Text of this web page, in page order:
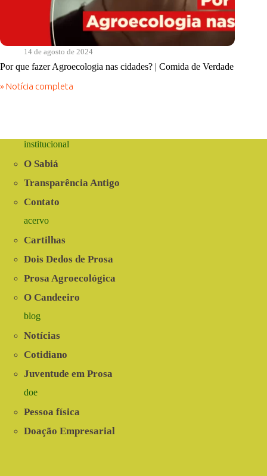
14 de agosto de 2024
Por que fazer Agroecologia nas cidades? | Comida de Verdade
» Notícia completa
Por
cidades?
Comida
Verdade
institucional
O Sabiá
Transparência Antigo
Contato
acervo
Cartilhas
Dois Dedos de Prosa
Prosa Agroecológica
O Candeeiro
blog
Notícias
Cotidiano
Juventude em Prosa
doe
Pessoa física
Doação Empresarial